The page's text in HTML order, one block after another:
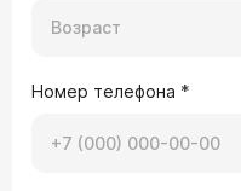
Номер телефона *